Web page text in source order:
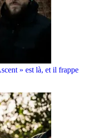
» est là, et il frappe